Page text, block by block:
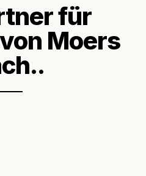
für
Moers